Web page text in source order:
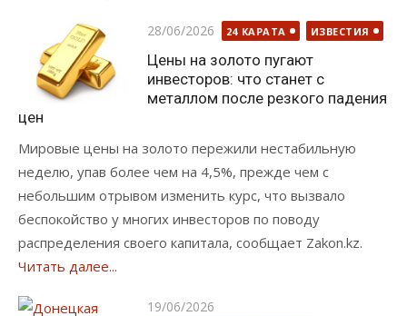
Опубликовано
28/06/2026 24 КАРАТА ИЗВЕСТИЯ
Цены на золото пугают
инвесторов: что станет с
металлом после резкого падения
цен
Мировые цены на золото пережили нестабильную
неделю, упав более чем на 4,5%, прежде чем с
небольшим отрывом изменить курс, что вызвало
беспокойство у многих инвесторов по поводу
распределения своего капитала, сообщает Zakon.kz.
Читать далее...
Опубликовано
19/06/2026